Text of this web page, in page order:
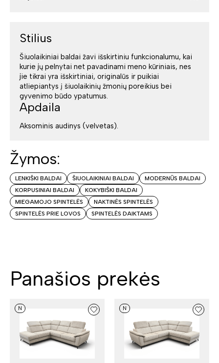
Stilius
Šiuolaikiniai baldai žavi išskirtiniu funkcionalumu, kai
kurie jų pelnytai net pavadinami meno kūriniais, nes
jie tikrai yra išskirtiniai, originalūs ir puikiai
atliepiantys į šiuolaikinių žmonių poreikius bei
gyvenimo būdo ypatumus.
Apdaila
Aksominis audinys (velvetas).
Žymos:
LENKIŠKI BALDAI ŠIUOLAIKINIAI BALDAI
MODERNŪS BALDAI
KORPUSINIAI BALDAI
KOKYBIŠKI BALDAI
MIEGAMOJO SPINTELĖS
NAKTINĖS SPINTELĖS
SPINTELĖS PRIE LOVOS
SPINTELĖS DAIKTAMS
Panašios prekės
N N